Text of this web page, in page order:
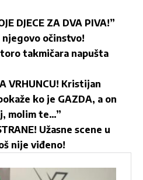
DJECE ZA DVA PIVA!”
njegovo očinstvo!
takmičara napušta
VRHUNCU! Kristijan
ko je GAZDA, a on
molim te…”
Užasne scene u
nije viđeno!